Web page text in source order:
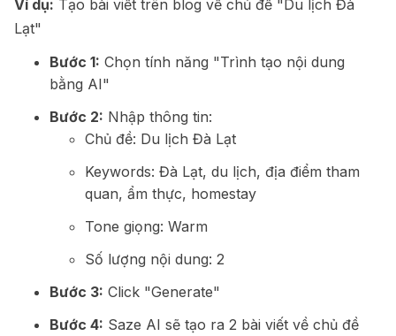
Ví dụ: Tạo bài viết trên blog về chủ đề "Du lịch Đà
Lạt"
Bước 1: Chọn tính năng "Trình tạo nội dung
bằng AI"
Bước 2: Nhập thông tin:
Chủ đề: Du lịch Đà Lạt
Keywords: Đà Lạt, du lịch, địa điểm tham
quan, ẩm thực, homestay
Tone giọng: Warm
Số lượng nội dung: 2
Bước 3: Click "Generate"
Bước 4: Saze AI sẽ tạo ra 2 bài viết về chủ đề